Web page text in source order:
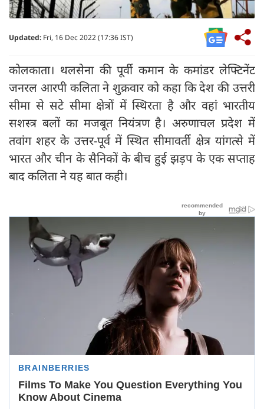
Updated: Fri, 16 Dec 2022 (17:36 IST)
कोलकाता। थलसेना की पूर्वी कमान के कमांडर लेफ्टिनेंट
जनरल आरपी कलिता ने शुक्रवार को कहा कि देश की उत्तरी
सीमा से सटे सीमा क्षेत्रों में स्थिरता है और वहां भारतीय
सशस्त्र बलों का मजबूत नियंत्रण है। अरुणाचल प्रदेश में
तवांग शहर के उत्तर-पूर्व में स्थित सीमावर्ती क्षेत्र यांगत्से में
भारत और चीन के सैनिकों के बीच हुई झड़प के एक सप्ताह
बाद कलिता ने यह बात कही।